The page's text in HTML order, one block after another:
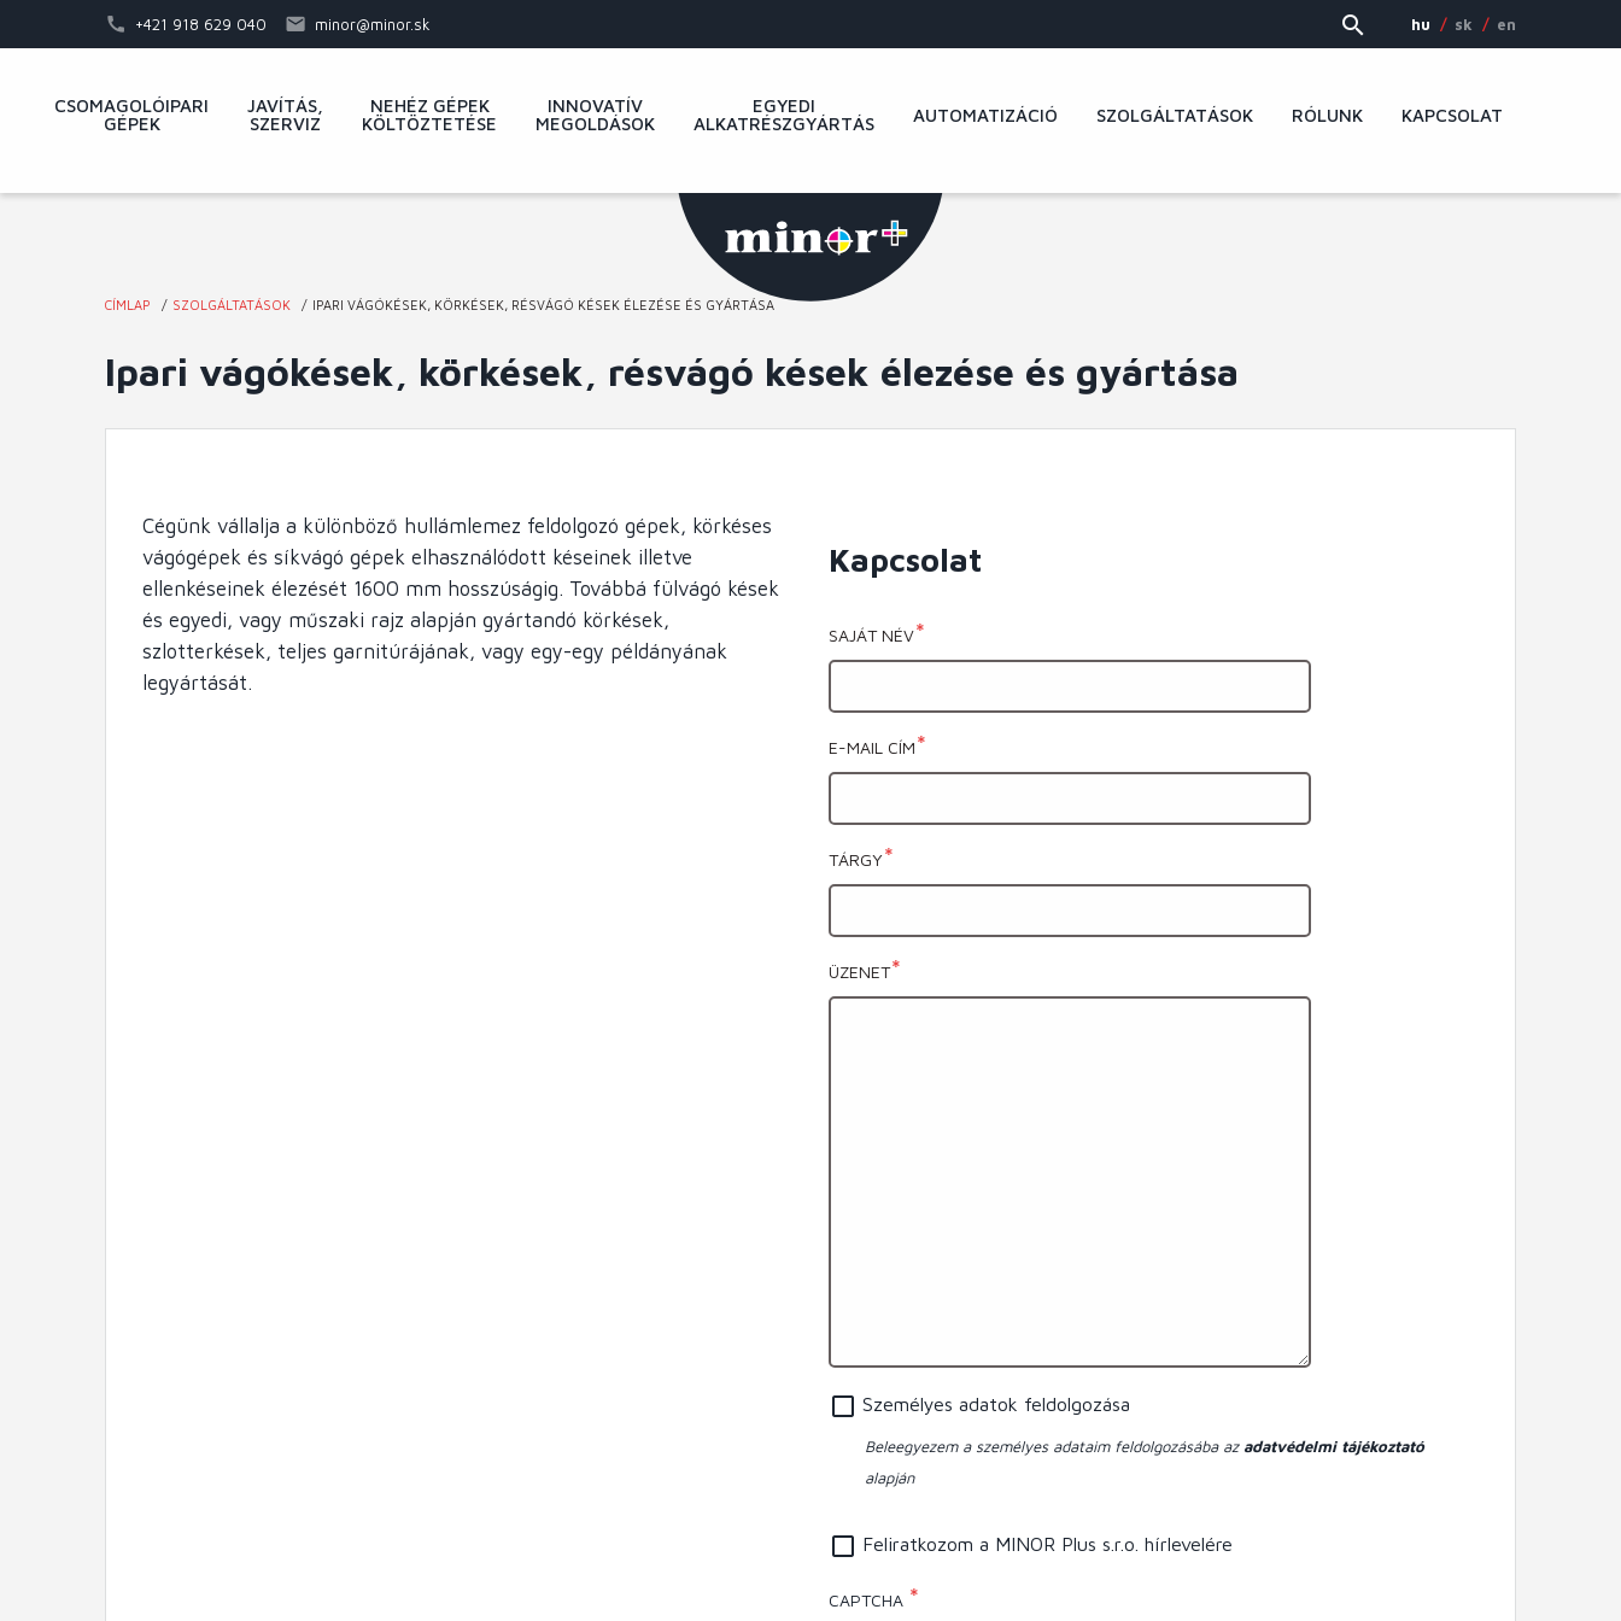
a
+421 918 629 040 minor@minor.sk hu sk en
navigáció
CSOMAGOLÓIPARI
GÉPEK
JAVÍTÁS,
SZERVIZ
NEHÉZ GÉPEK
KÖLTÖZTETÉSE
INNOVATÍV
MEGOLDÁSOK
EGYEDI
ALKATRÉSZGYÁRTÁS
AUTOMATIZÁCIÓ SZOLGÁLTATÁSOK RÓLUNK KAPCSOLAT
hely
CÍMLAP SZOLGÁLTATÁSOK IPARI VÁGÓKÉSEK, KÖRKÉSEK, RÉSVÁGÓ KÉSEK ÉLEZÉSE ÉS GYÁRTÁSA
Ipari vágókések, körkések, résvágó kések élezése és gyártása
Cégünk vállalja a különböző hullámlemez feldolgozó gépek, körkéses
vágógépek és síkvágó gépek elhasználódott késeinek illetve
ellenkéseinek élezését 1600 mm hosszúságig. Továbbá fülvágó kések
és egyedi, vagy műszaki rajz alapján gyártandó körkések,
szlotterkések, teljes garnitúrájának, vagy egy-egy példányának
legyártását.
Kapcsolat
SAJÁT NÉV
E-MAIL CÍM
TÁRGY
ÜZENET
Személyes adatok feldolgozása
Beleegyezem a személyes adataim feldolgozásába az adatvédelmi tájékoztató
alapján
Feliratkozom a MINOR Plus s.r.o. hírlevelére
CAPTCHA